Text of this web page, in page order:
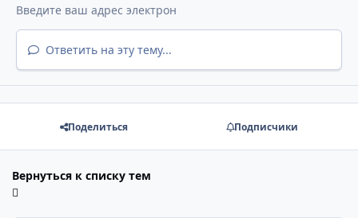
Ответить на эту тему...
Поделиться Подписчики
Вернуться к списку тем